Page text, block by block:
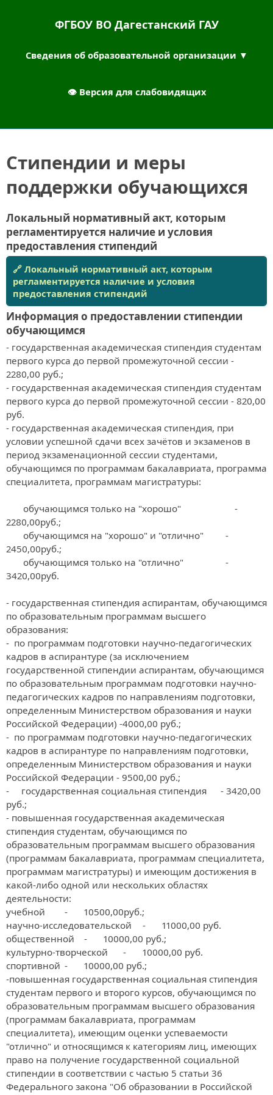
ФГБОУ ВО Дагестанский ГАУ
Сведения об образовательной организации ▼
👁︎ Версия для слабовидящих
Стипендии и меры
поддержки обучающихся
Локальный нормативный акт, которым
регламентируется наличие и условия
предоставления стипендий
🔗 Локальный нормативный акт, которым
регламентируется наличие и условия
предоставления стипендий
Информация о предоставлении стипендии
обучающимся
- государственная академическая стипендия студентам
первого курса до первой промежуточной сессии -
2280,00 руб.;
- государственная академическая стипендия студентам
первого курса до первой промежуточной сессии - 820,00
руб.
- государственная академическая стипендия, при
условии успешной сдачи всех зачётов и экзаменов в
период экзаменационной сессии студентами,
обучающимся по программам бакалавриата, программа
специалитета, программам магистратуры:
2280,00руб.;
2450,00руб.;
3420,00руб.
- государственная стипендия аспирантам, обучающимся
по образовательным программам высшего
образования:
-  по программам подготовки научно-педагогических
кадров в аспирантуре (за исключением
государственной стипендии аспирантам, обучающимся
по образовательным программам подготовки научно-
педагогических кадров по направлениям подготовки,
определенным Министерством образования и науки
Российской Федерации) -4000,00 руб.;
-  по программам подготовки научно-педагогических
кадров в аспирантуре по направлениям подготовки,
определенным Министерством образования и науки
Российской Федерации - 9500,00 руб.;
-     государственная социальная стипендия	- 3420,00
руб.;
- повышенная государственная академическая
стипендия студентам, обучающимся по
образовательным программам высшего образования
(программам бакалавриата, программам специалитета,
программам магистратуры) и имеющим достижения в
какой-либо одной или нескольких областях
деятельности:
учебной	-	10500,00руб.;
научно-исследовательской	-	11000,00 руб.
общественной	-	10000,00 руб.;
культурно-творческой	-	10000,00 руб.
спортивной	-	10000,00 руб.;
-повышенная государственная социальная стипендия
студентам первого и второго курсов, обучающимся по
образовательным программам высшего образования
(программам бакалавриата, программам
специалитета), имеющим оценки успеваемости
"отлично" и относящимся к категориям лиц, имеющих
право на получение государственной социальной
стипендии в соответствии с частью 5 статьи 36
Федерального закона "Об образовании в Российской